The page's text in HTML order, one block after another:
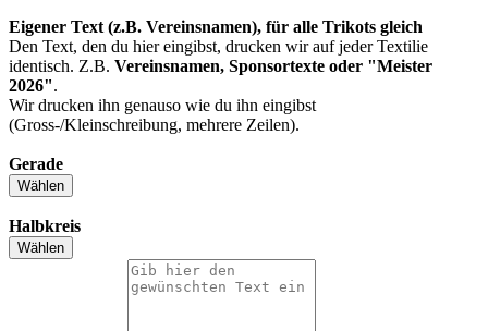
Eigener Text (z.B. Vereinsnamen), für alle Trikots gleich
Den Text, den du hier eingibst, drucken wir auf jeder Textilie
identisch. Z.B. Vereinsnamen, Sponsortexte oder "Meister
2026".
Wir drucken ihn genauso wie du ihn eingibst
(Gross-/Kleinschreibung, mehrere Zeilen).
Gerade
Wählen
Halbkreis
Wählen